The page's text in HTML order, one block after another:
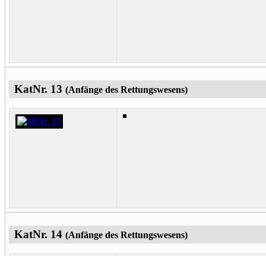
KatNr. 13 (Anfänge des Rettungswesens)
KatNr. 14 (Anfänge des Rettungswesens)